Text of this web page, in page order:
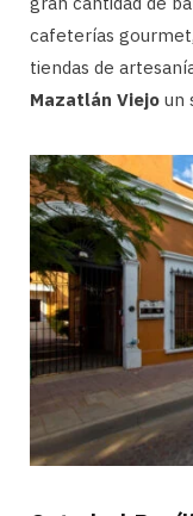
cafeterías
tiendas de
Mazatlán Viejo un